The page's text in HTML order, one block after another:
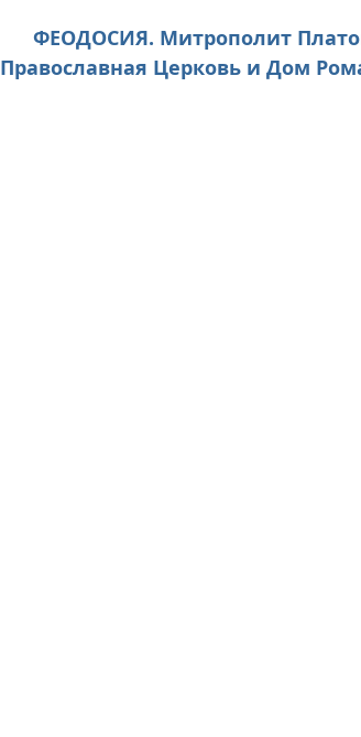
ФЕОДОСИЯ. Митрополит
Православная Церковь и Дом